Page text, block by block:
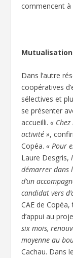
commencent
Dans l’autre
coopératives
sélectives et
se présenter
accueilli.«
activité »,
Copéa.« Pour
Laure Desgris,
démarrer dans
d’un
candidat vers
CAE de
d’appui au
six mois,
moyenne au
Cachau. Dans